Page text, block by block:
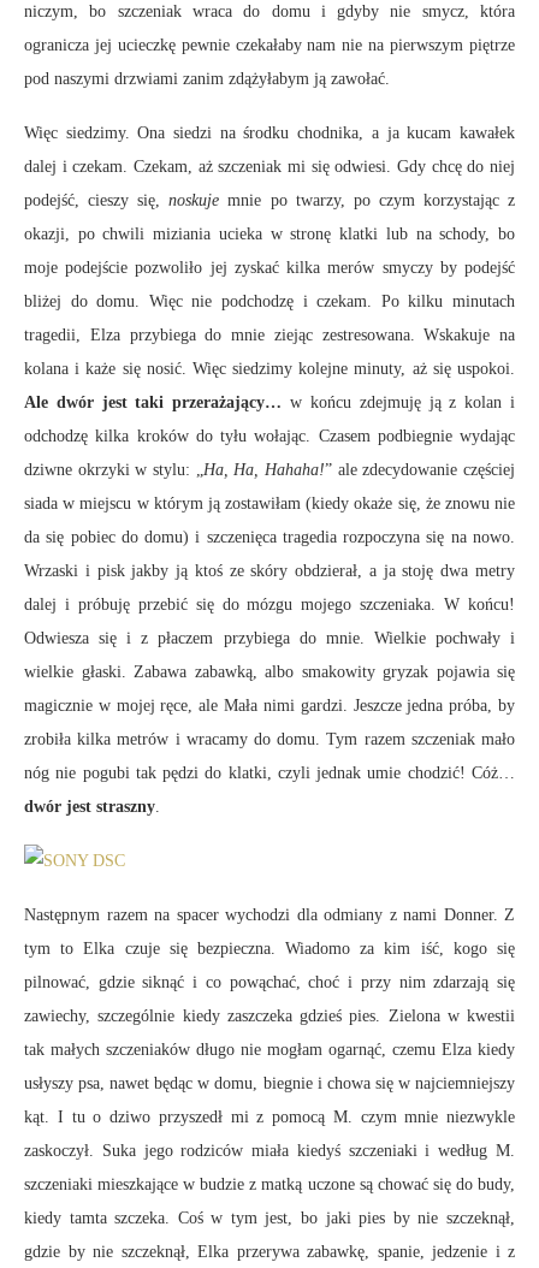
niczym, bo szczeniak wraca do domu i gdyby nie smycz, która
ogranicza jej ucieczkę pewnie czekałaby nam nie na pierwszym piętrze
pod naszymi drzwiami zanim zdążyłabym ją zawołać.
Więc siedzimy. Ona siedzi na środku chodnika, a ja kucam kawałek
dalej i czekam. Czekam, aż szczeniak mi się odwiesi. Gdy chcę do niej
podejść, cieszy się,noskuje mnie po twarzy, po czym korzystając z
okazji, po chwili miziania ucieka w stronę klatki lub na schody, bo
moje podejście pozwoliło jej zyskać kilka merów smyczy by podejść
bliżej do domu. Więc nie podchodzę i czekam. Po kilku minutach
tragedii, Elza przybiega do mnie ziejąc zestresowana. Wskakuje na
kolana i każe się nosić. Więc siedzimy kolejne minuty, aż się uspokoi.
Ale dwór jest taki przerażający… w końcu zdejmuję ją z kolan i
odchodzę kilka kroków do tyłu wołając. Czasem podbiegnie wydając
dziwne okrzyki w stylu: „Ha, Ha, Hahaha!” ale zdecydowanie częściej
siada w miejscu w którym ją zostawiłam (kiedy okaże się, że znowu nie
da się pobiec do domu) i szczenięca tragedia rozpoczyna się na nowo.
Wrzaski i pisk jakby ją ktoś ze skóry obdzierał, a ja stoję dwa metry
dalej i próbuję przebić się do mózgu mojego szczeniaka. W końcu!
Odwiesza się i z płaczem przybiega do mnie. Wielkie pochwały i
wielkie głaski. Zabawa zabawką, albo smakowity gryzak pojawia się
magicznie w mojej ręce, ale Mała nimi gardzi. Jeszcze jedna próba, by
zrobiła kilka metrów i wracamy do domu. Tym razem szczeniak mało
nóg nie pogubi tak pędzi do klatki, czyli jednak umie chodzić! Cóż…
dwór jest straszny.
Następnym razem na spacer wychodzi dla odmiany z nami Donner. Z
tym to Elka czuje się bezpieczna. Wiadomo za kim iść, kogo się
pilnować, gdzie siknąć i co powąchać, choć i przy nim zdarzają się
zawiechy, szczególnie kiedy zaszczeka gdzieś pies. Zielona w kwestii
tak małych szczeniaków długo nie mogłam ogarnąć, czemu Elza kiedy
usłyszy psa, nawet będąc w domu, biegnie i chowa się w najciemniejszy
kąt. I tu o dziwo przyszedł mi z pomocą M. czym mnie niezwykle
zaskoczył. Suka jego rodziców miała kiedyś szczeniaki i według M.
szczeniaki mieszkające w budzie z matką uczone są chować się do budy,
kiedy tamta szczeka. Coś w tym jest, bo jaki pies by nie szczeknął,
gdzie by nie szczeknął, Elka przerywa zabawkę, spanie, jedzenie i z